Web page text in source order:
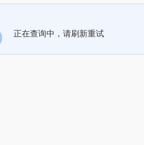
正在查询中，请刷新重试